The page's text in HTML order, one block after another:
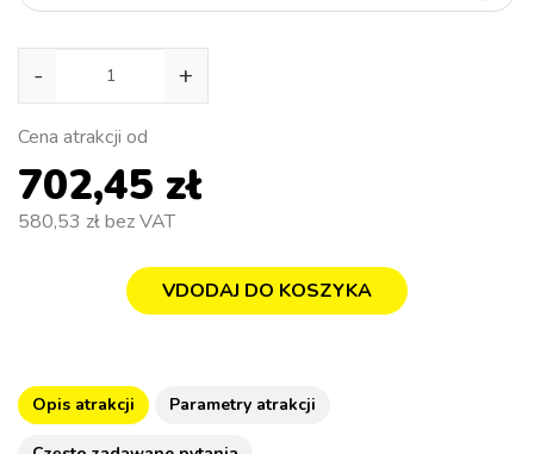
- +
Cena atrakcji od
702,45 zł
580,53 złbez VAT
VDODAJ DO KOSZYKA
Opis atrakcji Parametry atrakcji